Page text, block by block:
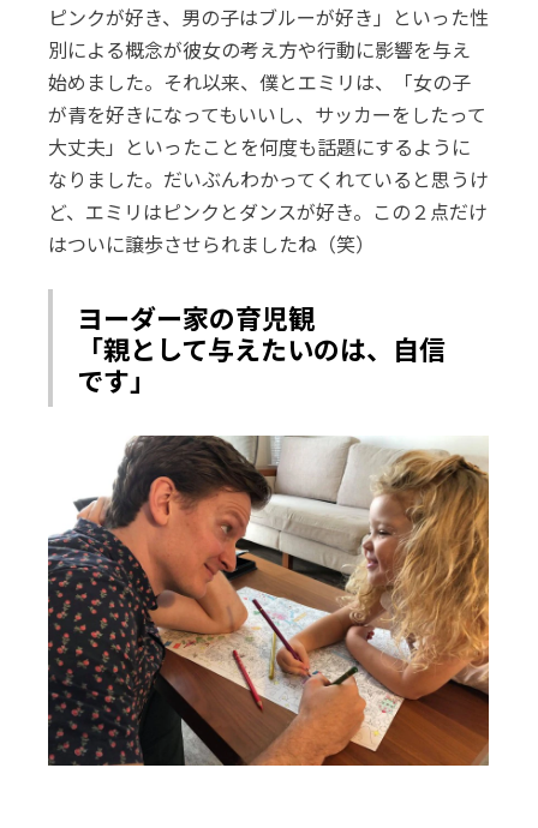
ピンクが好き、男の子はブルーが好き」といった性
別による概念が彼女の考え方や行動に影響を与え
始めました。それ以来、僕とエミリは、「女の子
が青を好きになってもいいし、サッカーをしたって
大丈夫」といったことを何度も話題にするように
なりました。だいぶんわかってくれていると思うけ
ど、エミリはピンクとダンスが好き。この２点だけ
はついに譲歩させられましたね（笑）
ヨーダー家の育児観
「親として与えたいのは、自信
です」